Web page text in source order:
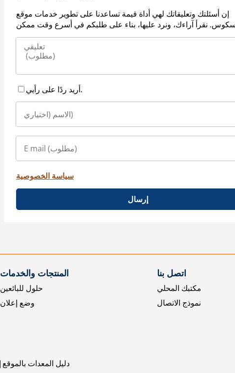
إن أسئلتك وتعليقاتك لهي أداة قيمة تساعدنا على تطوير خدمات موقع
أريد ردًا على رأيي.
سياسة الخصوصية
إرسال
المنتجات والخدمات
حلول للبائعين
وضع إعلان
اتصل بنا
مكتبك المحلي
نموذج الاتصال
دليل المعدات بالموقع